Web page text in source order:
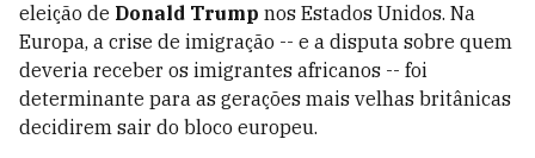
eleição de Donald Trump nos Estados Unidos. Na
Europa, a crise de imigração -- e a disputa sobre quem
deveria receber os imigrantes africanos -- foi
determinante para as gerações mais velhas britânicas
decidirem sair do bloco europeu.